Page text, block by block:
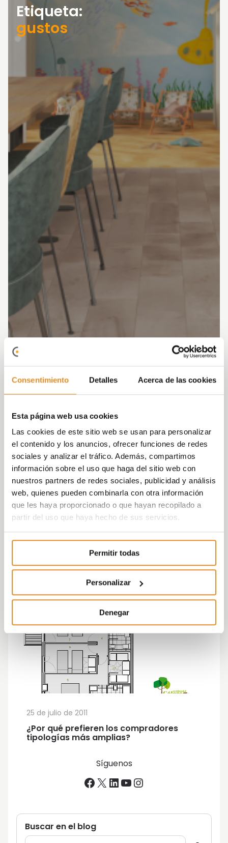
Consentimiento Detalles Acerca de las cookies
Esta página web usa cookies
Las cookies de este sitio web se usan para personalizar
el contenido y los anuncios, ofrecer funciones de redes
sociales y analizar el tráfico. Además, compartimos
información sobre el uso que haga del sitio web con
nuestros partners de redes sociales, publicidad y análisis
web, quienes pueden combinarla con otra información
que les haya proporcionado o que hayan recopilado a
partir del uso que haya hecho de sus servicios.
Permitir todas
Personalizar
Denegar
Etiqueta:
gustos
¿Por qué prefieren los compradores
tipologías más amplias?
25 de julio de 2011
Síguenos
Facebook
X LinkedIn
YouTube
Instagram
Buscar en el blog